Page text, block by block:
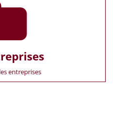
entreprises